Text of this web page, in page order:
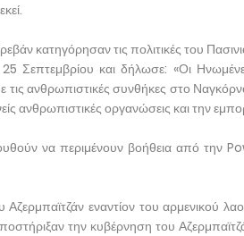
κατηγόρησαν τις πολιτικές του
Σεπτεμβρίου και δήλωσε: «Οι
τις ανθρωπιστικές συνθήκες στο
ανθρωπιστικές οργανώσεις και την
να περιμένουν βοήθεια από την
εναντίον του αρμενικού
την κυβέρνηση του